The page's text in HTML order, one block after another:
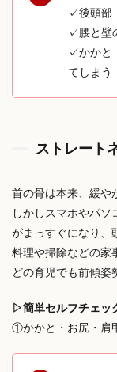
✓後頭部
✓腰と壁
✓かかと
てしまう
ストレート
首の骨は本来、緩や
しかしスマホやパ
がまっすぐになり、
料理や掃除などの家
どの育児でも前傾姿
▷簡単セルフチェッ
①かかと・お尻・肩